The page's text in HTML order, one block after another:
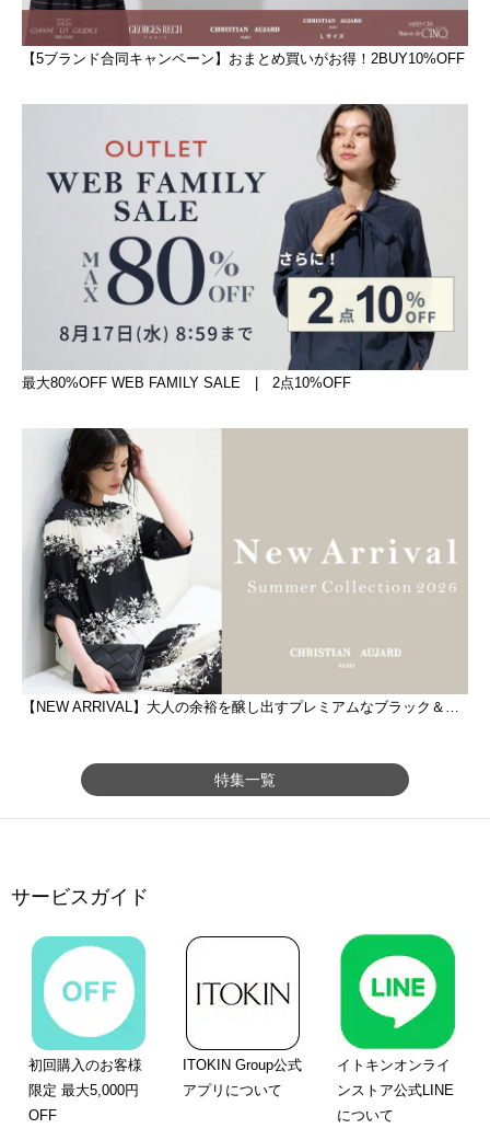
【5ブランド合同キャンペーン】おまとめ買いがお得！2BUY10%OFF
最大80%OFF WEB FAMILY SALE | 2点10%OFF
【NEW ARRIVAL】大人の余裕を醸し出すプレミアムなブラック＆ホワイト
特集一覧
サービスガイド
初回購入のお客様
限定 最大5,000円
OFF
ITOKIN Group公式
アプリについて
イトキンオンライ
ンストア公式LINE
について